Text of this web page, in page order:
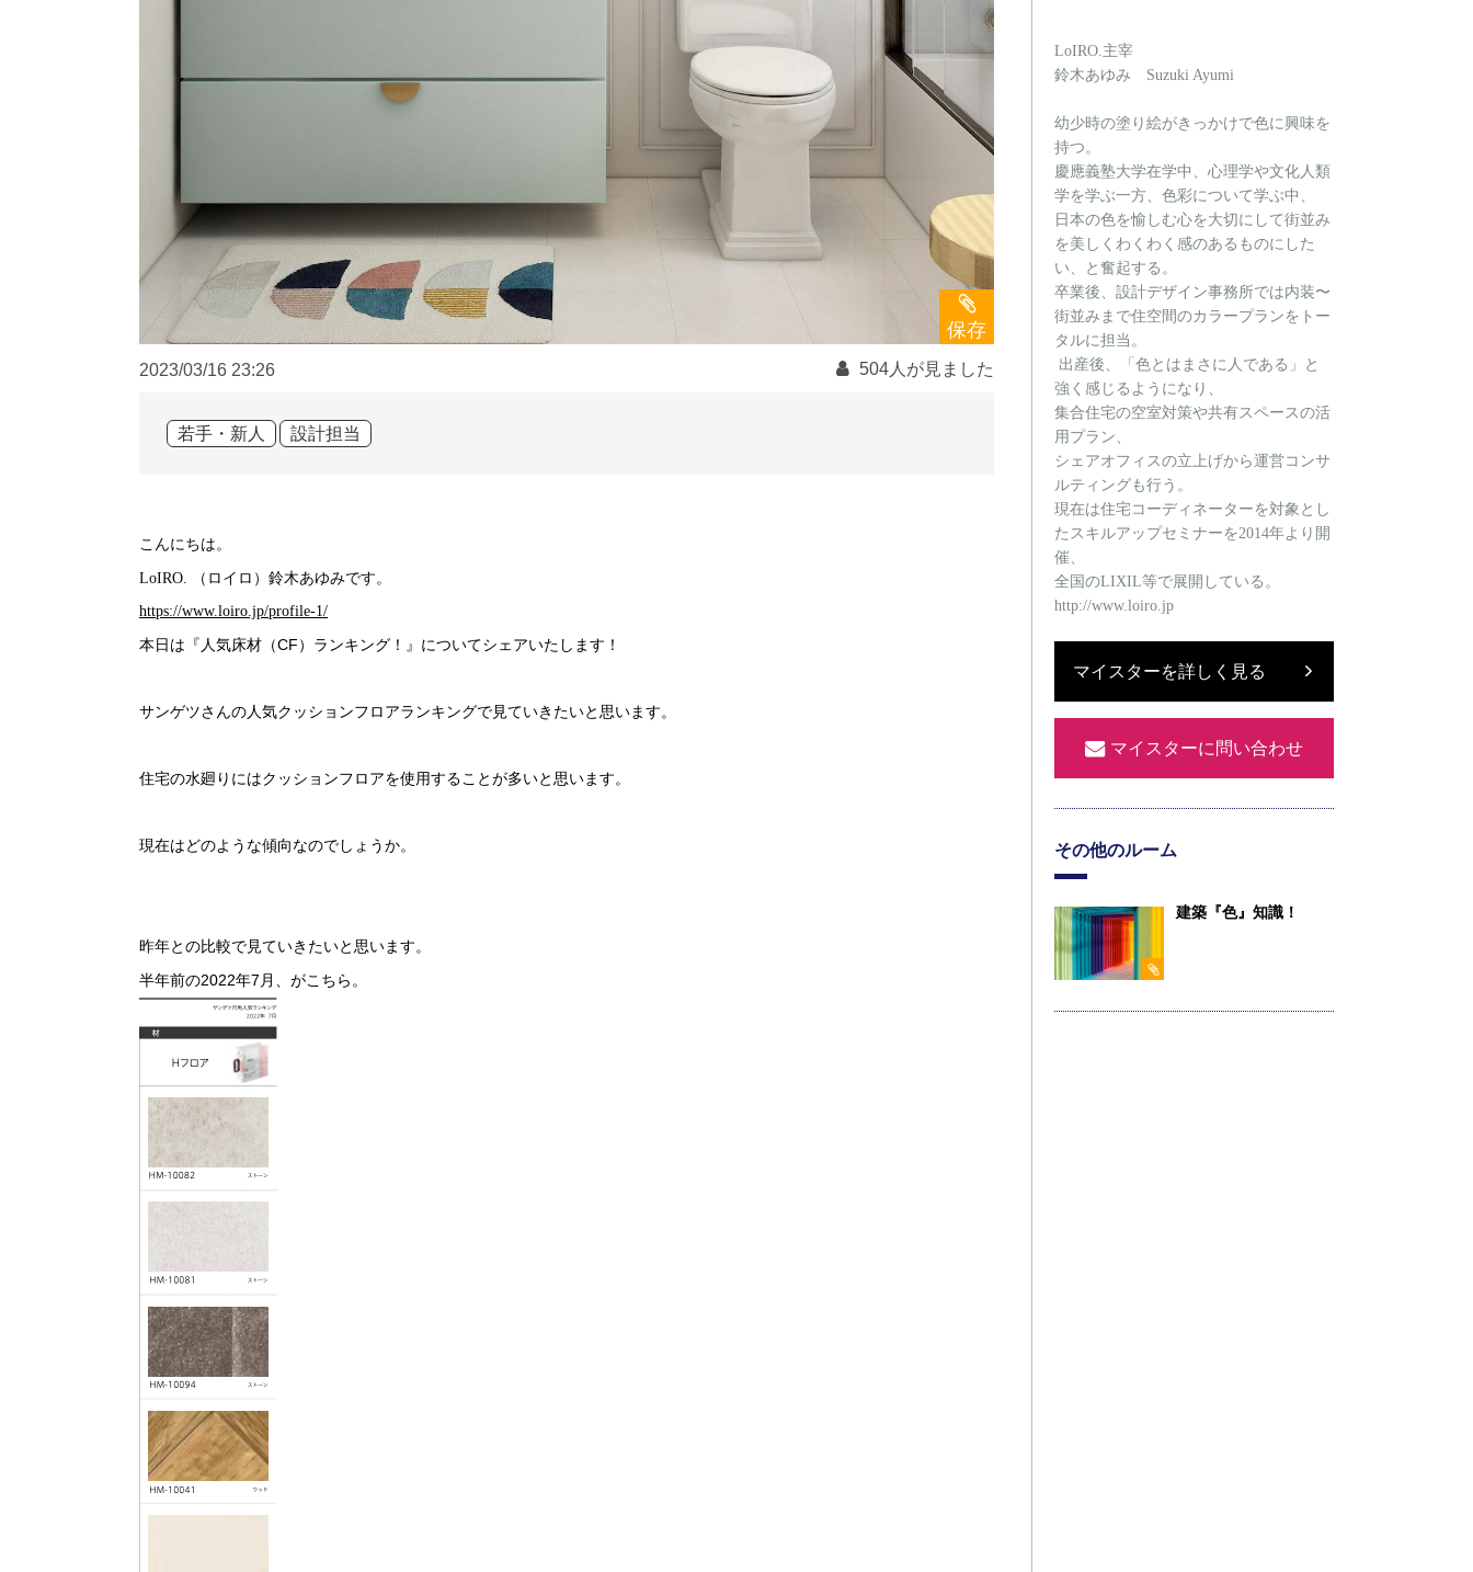
保存
2023/03/16 23:26 504人が見ました
若手・新人 設計担当
こんにちは。
LoIRO. （ロイロ）鈴木あゆみです。
https://www.loiro.jp/profile-1/
本日は『人気床材（CF）ランキング！』についてシェアいたします！
サンゲツさんの人気クッションフロアランキングで見ていきたいと思います。
住宅の水廻りにはクッションフロアを使用することが多いと思います。
現在はどのような傾向なのでしょうか。
昨年との比較で見ていきたいと思います。
半年前の2022年7 月、がこちら。
LoIRO.主宰
鈴木あゆみ Suzuki Ayumi
幼少時の塗り絵がきっかけで色に興味を
持つ。
慶應義塾大学在学中、心理学や文化人類
学を学ぶ一方、色彩について学ぶ中、
日本の色を愉しむ心を大切にして街並み
を美しくわくわく感のあるものにした
い、と奮起する。
卒業後、設計デザイン事務所では内装〜
街並みまで住空間のカラープランをトー
タルに担当。
出産後、「色とはまさに人である」と
強く感じるようになり、
集合住宅の空室対策や共有スペースの活
用プラン、
シェアオフィスの立上げから運営コンサ
ルティングも行う。
現在は住宅コーディネーターを対象とし
たスキルアップセミナーを2014年より開
催、
全国のLIXIL等で展開している。
http://www.loiro.jp
マイスターを詳しく見る
マイスターに問い合わせ
その他のルーム
建築『色』知識！